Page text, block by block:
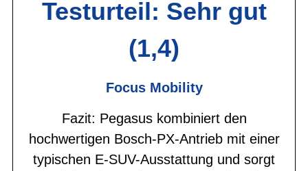
Testurteil: Sehr gut
(1,4)
Focus Mobility
Fazit: Pegasus kombiniert den
hochwertigen Bosch-PX-Antrieb mit einer
typischen E-SUV-Ausstattung und sorgt